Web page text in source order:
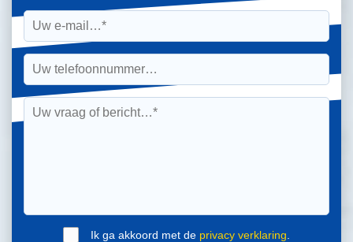
Ik ga akkoord met de privacy verklaring